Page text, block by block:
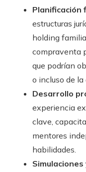
Planificación
estructuras
holding
compraventa
que podrían
o incluso de la
Desarrollo
experiencia
clave,
mentores
habilidades.